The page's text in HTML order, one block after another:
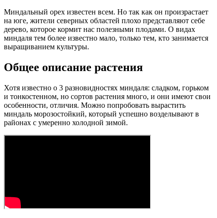
Миндальный орех известен всем. Но так как он произрастает
на юге, жители северных областей плохо представляют себе
дерево, которое кормит нас полезными плодами. О видах
миндаля тем более известно мало, только тем, кто занимается
выращиванием культуры.
Общее описание растения
Хотя известно о 3 разновидностях миндаля: сладком, горьком
и тонкостенном, но сортов растения много, и они имеют свои
особенности, отличия. Можно попробовать вырастить
миндаль морозостойкий, который успешно возделывают в
районах с умеренно холодной зимой.